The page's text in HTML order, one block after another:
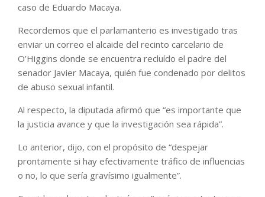
caso de Eduardo Macaya.
Recordemos que el parlamanterio es investigado tras
enviar un correo el alcaide del recinto carcelario de
O’Higgins donde se encuentra recluído el padre del
senador Javier Macaya, quién fue condenado por delitos
de abuso sexual infantil.
Al respecto, la diputada afirmó que “es importante que
la justicia avance y que la investigación sea rápida”.
Lo anterior, dijo, con el propósito de “despejar
prontamente si hay efectivamente tráfico de influencias
o no, lo que sería gravísimo igualmente”.